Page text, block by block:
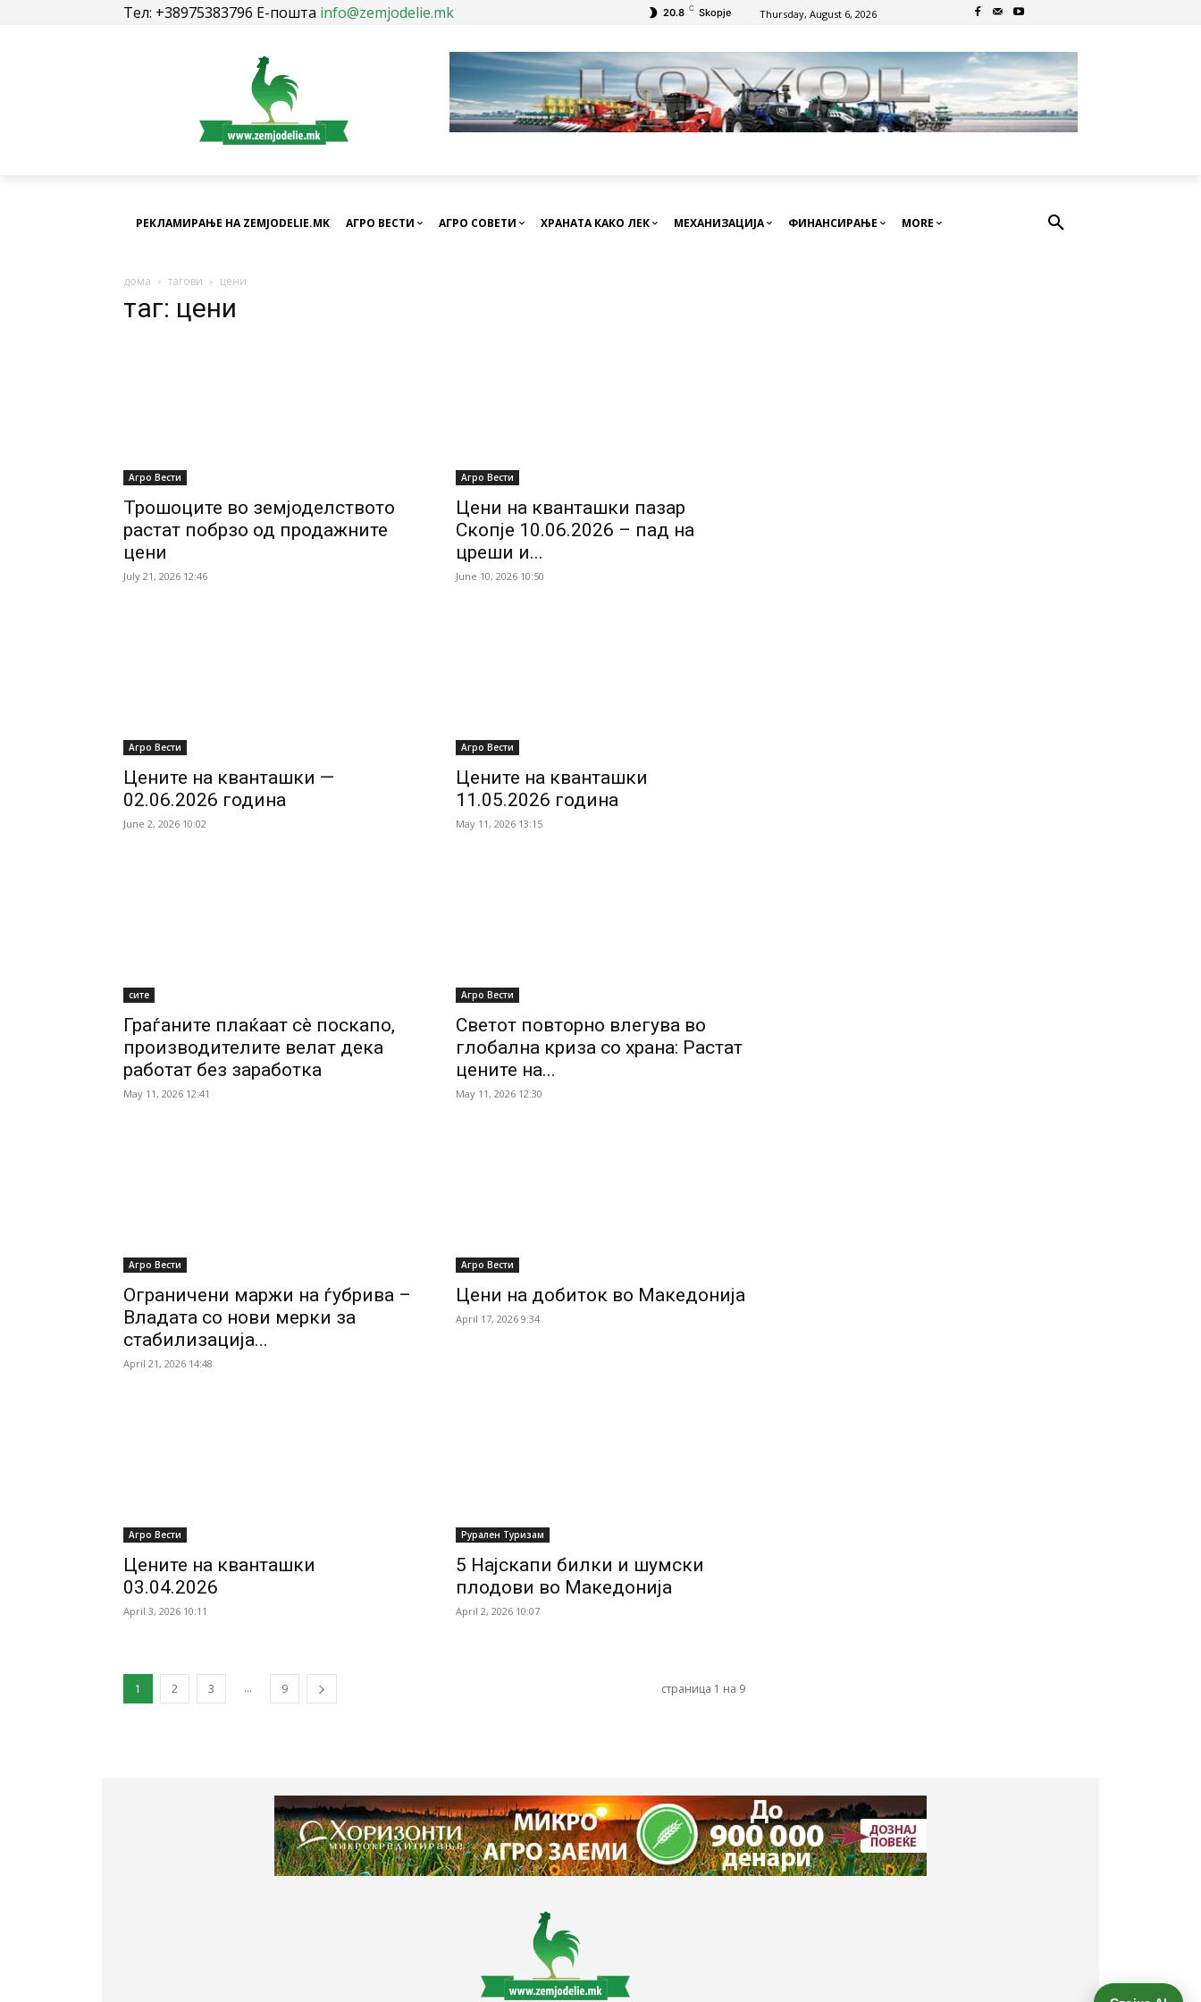
Тел: +38975383796 Е-пошта info@zemjodelie.mk 20.8 C Skopje Thursday, August 6, 2026
РЕКЛАМИРАЊЕ НА ZEMJODELIE.MK АГРО ВЕСТИ АГРО СОВЕТИ ХРАНАТА КАКО ЛЕК МЕХАНИЗАЦИЈА ФИНАНСИРАЊЕ MORE
дома тагови цени
таг: цени
Агро Вести
Трошоците во земјоделството
растат побрзо од продажните
цени
July 21, 2026 12:46
Агро Вести
Цени на кванташки пазар
Скопје 10.06.2026 – пад на
цреши и...
June 10, 2026 10:50
Агро Вести
Цените на кванташки —
02.06.2026 година
June 2, 2026 10:02
Агро Вести
Цените на кванташки
11.05.2026 година
May 11, 2026 13:15
сите
Граѓаните плаќаат сè поскапо,
производителите велат дека
работат без заработка
May 11, 2026 12:41
Агро Вести
Светот повторно влегува во
глобална криза со храна: Растат
цените на...
May 11, 2026 12:30
Агро Вести
Ограничени маржи на ѓубрива –
Владата со нови мерки за
стабилизација...
April 21, 2026 14:48
Агро Вести
Цени на добиток во Македонија
April 17, 2026 9:34
Агро Вести
Цените на кванташки
03.04.2026
April 3, 2026 10:11
Рурален Туризам
5 Најскапи билки и шумски
плодови во Македонија
April 2, 2026 10:07
1 2 3 ... 9 страница 1 на 9